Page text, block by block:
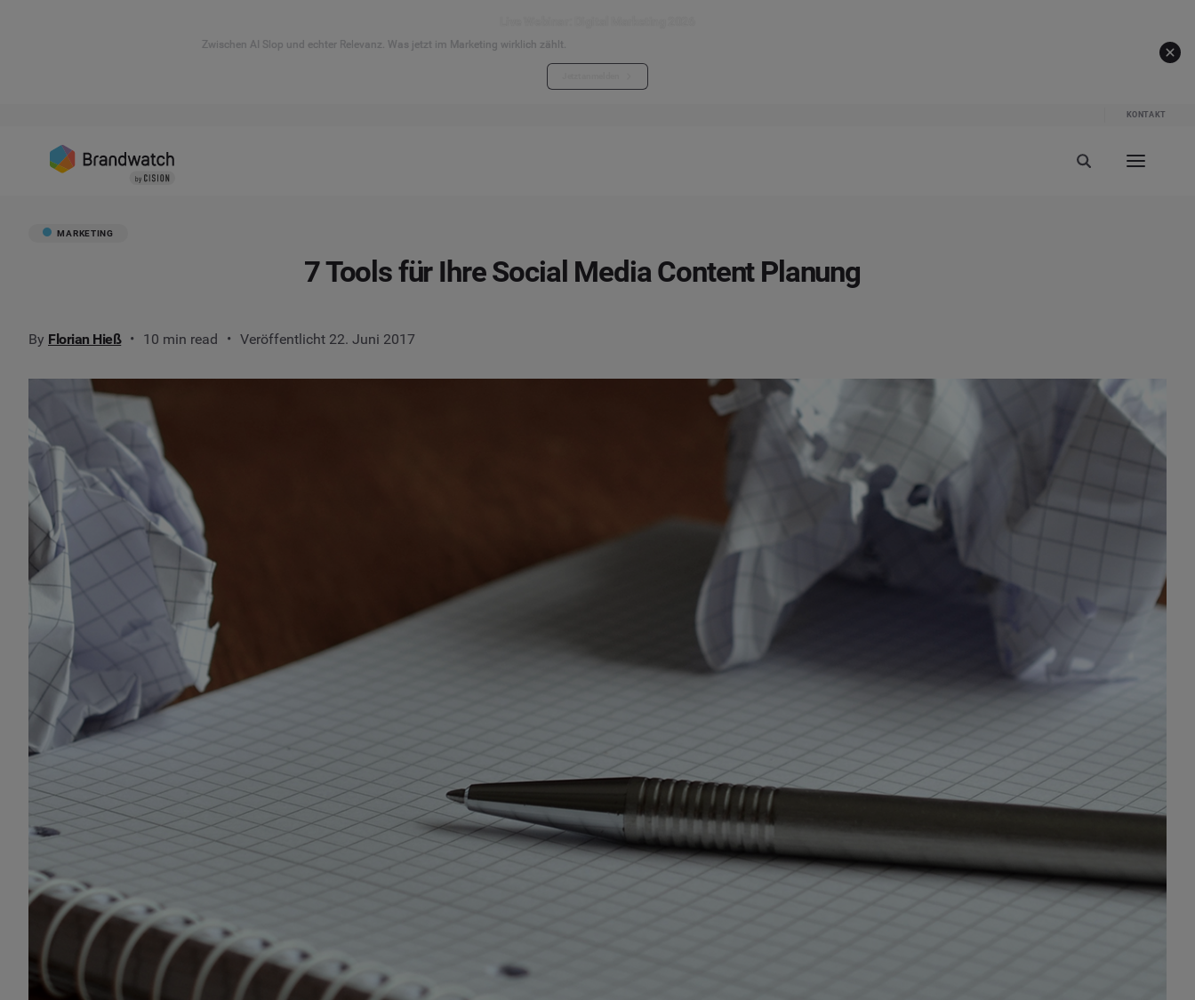
Zwischen AI Slop und echter Relevanz. Was jetzt im Marketing wirklich zählt.
KONTAKT
MARKETING
7 Tools für Ihre Social Media Content Planung
By Florian Hieß 10 min read Veröffentlicht 22. Juni 2017